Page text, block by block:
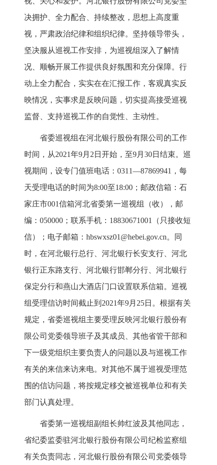
决拥护、全力配合、持续整改，思想上高度重
视，严肃政治纪律和组织纪律。坚持领导带头，
坚决服从巡视工作安排，为巡视组深入了解情
况、顺畅开展工作提供良好氛围和充分保障。行
动上全力配合，实实在在汇报工作，客观真实反
映情况，实事求是反映问题，切实提高接受巡视
监督、支持巡视工作的自觉性、主动性。
省委巡视组在河北银行股份有限公司的工作
时间，从2021年9月2日开始，至9月30日结束。巡
视期间，设专门值班电话：0311—87869941，每
天受理电话的时间为8:00至18:00；邮政信箱：石
家庄市001信箱河北省委第一巡视组（收），邮
编：050000；联系手机：18830671001（只接收短
信）；电子邮箱：hbswxsz01@hebei.gov.cn。同
时，在河北银行总行、河北银行长安支行、河北
银行正东路支行、河北银行邯郸分行、河北银行
保定分行和燕山大酒店门口设置联系信箱。巡视
组受理信访时间截止到2021年9月25日。根据有关
规定，省委巡视组主要受理反映河北银行股份有
限公司党委领导班子及其成员、其他省管干部和
下一级党组织主要负责人的问题以及与巡视工作
有关的来信来访来电。对其他不属于巡视受理范
围的信访问题，将按规定移交被巡视单位和有关
部门认真处理。
省委第一巡视组副组长帅红波及其他同志，
省纪委监委驻河北银行股份有限公司纪检监察组
有关负责同志，河北银行股份有限公司党委领导